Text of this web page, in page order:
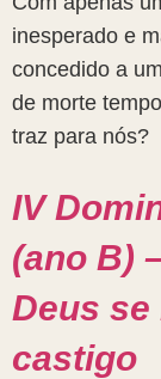
inesperado e
concedido a
de morte
traz para nós?
IV
(ano B)
Deus
castigo